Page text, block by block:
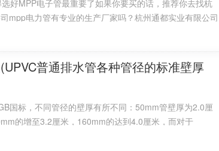
有机玻璃、镀膜玻璃间的接缝密封；
木材、阳极处理铝材及涂漆铝材表面的接缝密封。大多
胶使用时间更长，更牢固，不易脱落，特别适用于一些
好MPP电子管最重要了如果你要买的话，推荐你去找杭
mpp电力管有专业的生产厂家吗？杭州通都实业有限公司
企业，专业生产电力管的厂家，技术力量雄厚，产品规格
普通排水管各种管径的标准壁厚
国标，不同管径的壁厚有所不同：50mm管壁厚为2.0厘
的增至3.2厘米，160mm的达到4.0厘米，而对于
米。国内常见的PVC水管尺寸分别是4分，管径外径是